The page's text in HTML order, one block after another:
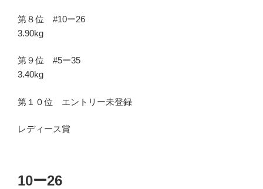
第８位 #10ー26
3.90kg
第９位 #5ー35
3.40kg
第１０位 エントリー未登録
レディース賞
10ー26